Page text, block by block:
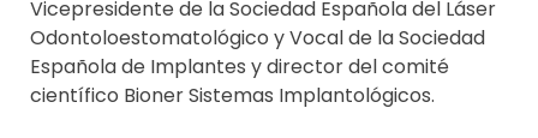
Vicepresidente de la Sociedad Española del Láser
Odontoloestomatológico y Vocal de la Sociedad
Española de Implantes y director del comité
científico Bioner Sistemas Implantológicos.